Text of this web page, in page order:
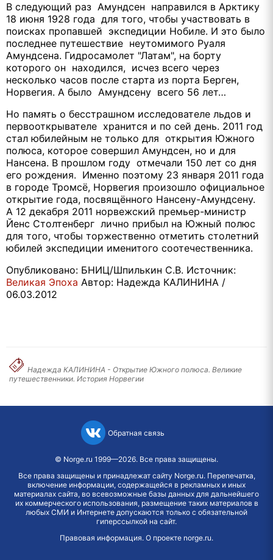
В следующий раз Амундсен направился в Арктику
18 июня 1928 года для того, чтобы участвовать в
поисках пропавшей экспедиции Нобиле. И это было
последнее путешествие неутомимого Руаля
Амундсена. Гидросамолет "Латам", на борту
которого он находился, исчез всего через
несколько часов после старта из порта Берген,
Норвегия. А было Амундсену всего 56 лет…
Но память о бесстрашном исследователе льдов и
первооткрывателе хранится и по сей день. 2011 год
стал юбилейным не только для открытия Южного
полюса, которое совершил Амундсен, но и для
Нансена. В прошлом году отмечали 150 лет со дня
его рождения. Именно поэтому 23 января 2011 года
в городе Тромсё, Норвегия произошло официальное
открытие года, посвящённого Нансену-Амундсену.
А 12 декабря 2011 норвежский премьер-министр
Йенс Столтенберг лично прибыл на Южный полюс
для того, чтобы торжественно отметить столетний
юбилей экспедиции именитого соотечественника.
Опубликовано: БНИЦ/Шпилькин С.В. Источник:
Великая Эпоха Автор: Надежда КАЛИНИНА /
06.03.2012
Надежда КАЛИНИНА - Открытие Южного полюса. Великие
путешественники. История Норвегии
Обратная связь
© Norge.ru 1999—2026. Все права защищены.
Все права защищены и принадлежат сайту Norge.ru. Перепечатка,
включение информации, содержащейся в рекламных и иных
материалах сайта, во всевозможные базы данных для дальнейшего
их коммерческого использования, размещение таких материалов в
любых СМИ и Интернете допускаются только с обязательной
гиперссылкой на сайт.
Правовая информация. О проекте norge.ru.